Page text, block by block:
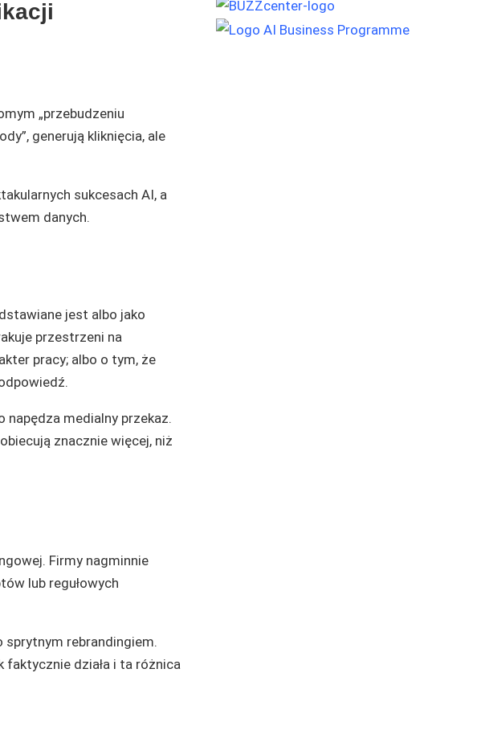
„przebudzeniu
generują kliknięcia, ale
sukcesach AI, a
danych.
jest albo jako
przestrzeni na
pracy; albo o tym, że
medialny przekaz.
znacznie więcej, niż
Firmy nagminnie
lub regułowych
rebrandingiem.
działa i ta różnica